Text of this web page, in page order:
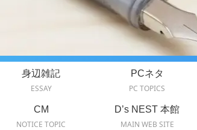
身辺雑記
ESSAY
PCネタ
PC TOPICS
CM
NOTICE TOPIC
D’s NEST 本館
MAIN WEB SITE